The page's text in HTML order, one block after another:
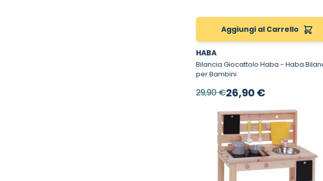
Aggiungi al Carrello
HABA
Bilancia Giocattolo Haba - Haba Bilancia
per Bambini
29,90 €Prezzo speciale
26,90 €